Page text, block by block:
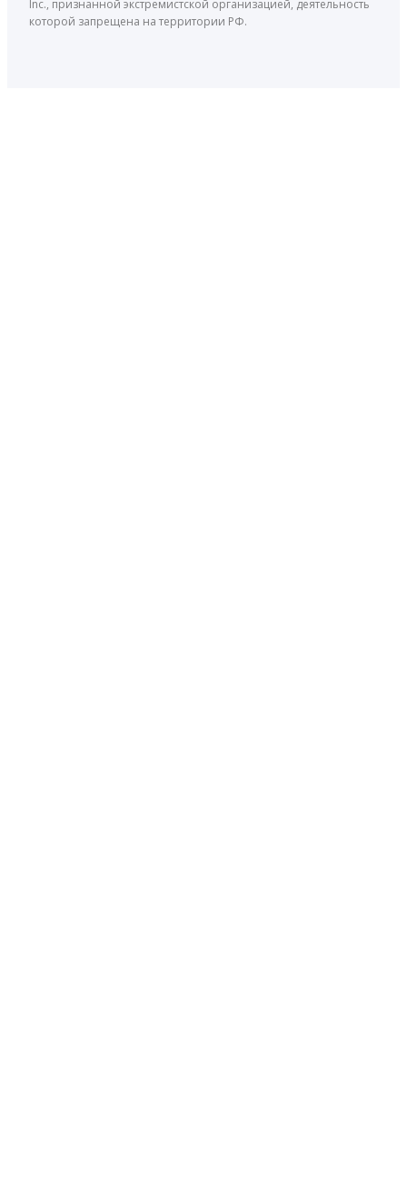
Inc., признанной экстремистской организацией, деятельность
которой запрещена на территории РФ.